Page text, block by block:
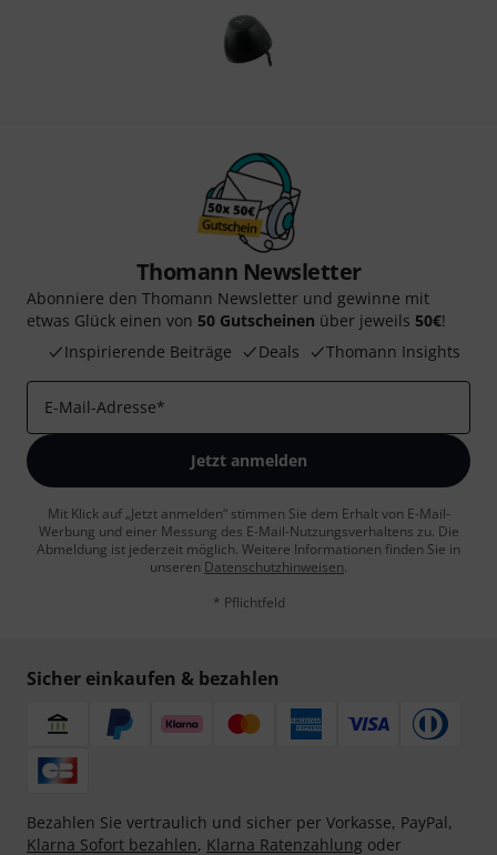
Thomann Newsletter
Abonniere den Thomann Newsletter und gewinne mit
etwas Glück einen von 50 Gutscheinen über jeweils 50€!
Inspirierende Beiträge
Deals Thomann Insights
E-Mail-Adresse*
Jetzt anmelden
Mit Klick auf „Jetzt anmelden“ stimmen Sie dem Erhalt von E-Mail-
Werbung und einer Messung des E-Mail-Nutzungsverhaltens zu. Die
Abmeldung ist jederzeit möglich. Weitere Informationen finden Sie in
unseren Datenschutzhinweisen.
* Pflichtfeld
Sicher einkaufen & bezahlen
Bezahlen Sie vertraulich und sicher per Vorkasse, PayPal,
Klarna Sofort bezahlen, Klarna Ratenzahlung oder